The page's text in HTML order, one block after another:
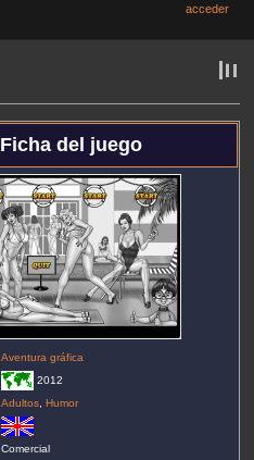
Ficha del juego
Aventura gráfica
2012
Adultos ,Humor
Comercial
acceder